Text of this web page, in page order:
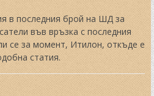
в последния брой на ШД за
във връзка с последния
се за момент, Итилон, откъде е
статия.